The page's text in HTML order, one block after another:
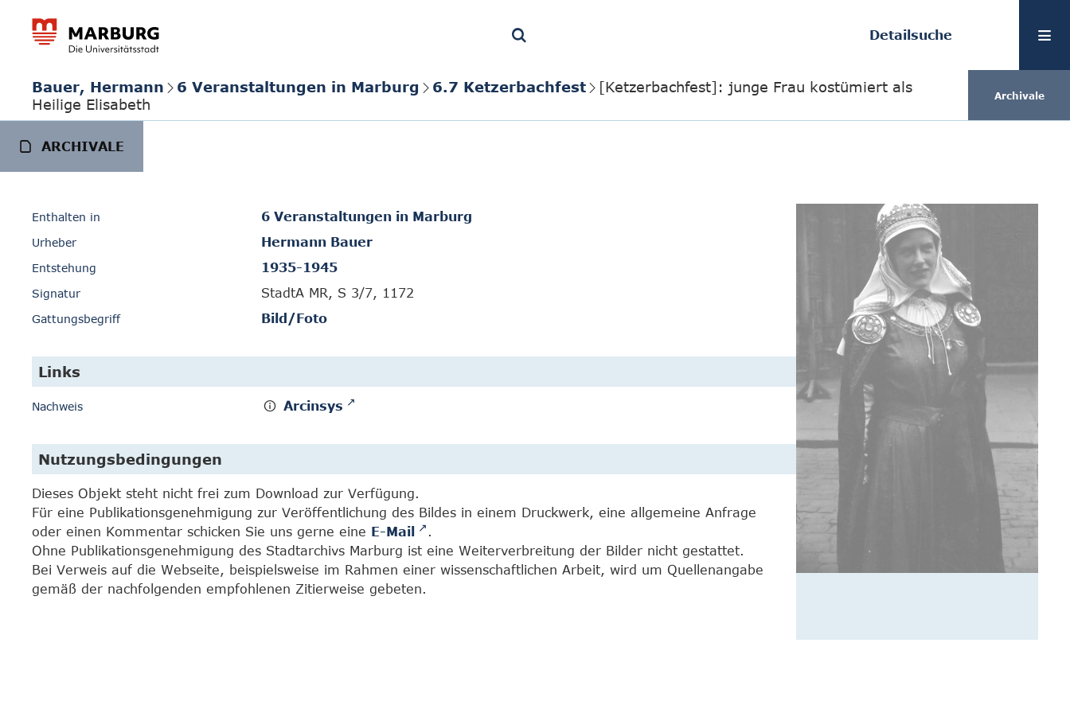
Detailsuche
Bauer, Hermann 6 Veranstaltungen in Marburg 6.7 Ketzerbachfest
[Ketzerbachfest]: junge Frau kostümiert als
Heilige Elisabeth
Archivale
ARCHIVALE
Enthalten in 6 Veranstaltungen in Marburg
Urheber Hermann Bauer
Entstehung 1935-1945
Signatur StadtA MR, S 3/7, 1172
Gattungsbegriff Bild/Foto
Links
Nachweis Arcinsys
Nutzungsbedingungen
Dieses Objekt steht nicht frei zum Download zur Verfügung.
Für eine Publikationsgenehmigung zur Veröffentlichung des Bildes in einem Druckwerk, eine allgemeine Anfrage
oder einen Kommentar schicken Sie uns gerne eine E-Mail
.
Ohne Publikationsgenehmigung des Stadtarchivs Marburg ist eine Weiterverbreitung der Bilder nicht gestattet.
Bei Verweis auf die Webseite, beispielsweise im Rahmen einer wissenschaftlichen Arbeit, wird um Quellenangabe
gemäß der nachfolgenden empfohlenen Zitierweise gebeten.